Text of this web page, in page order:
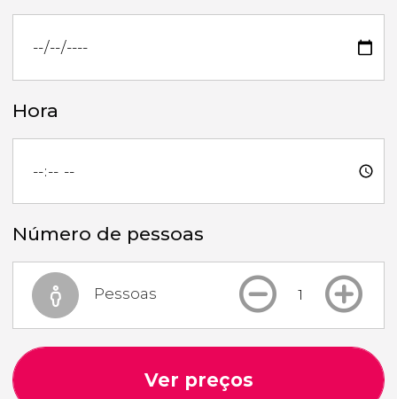
Hora
Número de pessoas
Pessoas
Ver preços